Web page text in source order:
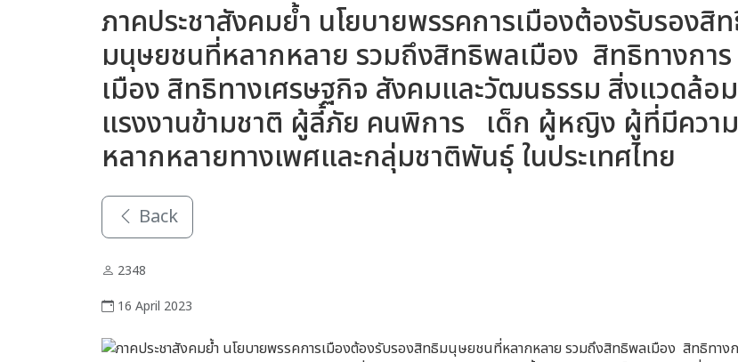
ภาคประชาสังคมย้ำ นโยบายพรรคการเมืองต้องรับรองสิ
มนุษยชนที่หลากหลาย รวมถึงสิทธิพลเมือง สิทธิทางการ
เมือง สิทธิทางเศรษฐกิจ สังคมและวัฒนธรรม สิ่งแวดล้อม
แรงงานข้ามชาติ ผู้ลี้ภัย คนพิการ เด็ก ผู้หญิง ผู้ที่มีความ
หลากหลายทางเพศและกลุ่มชาติพันธุ์ ในประเทศไทย
Back
2348
16 April 2023